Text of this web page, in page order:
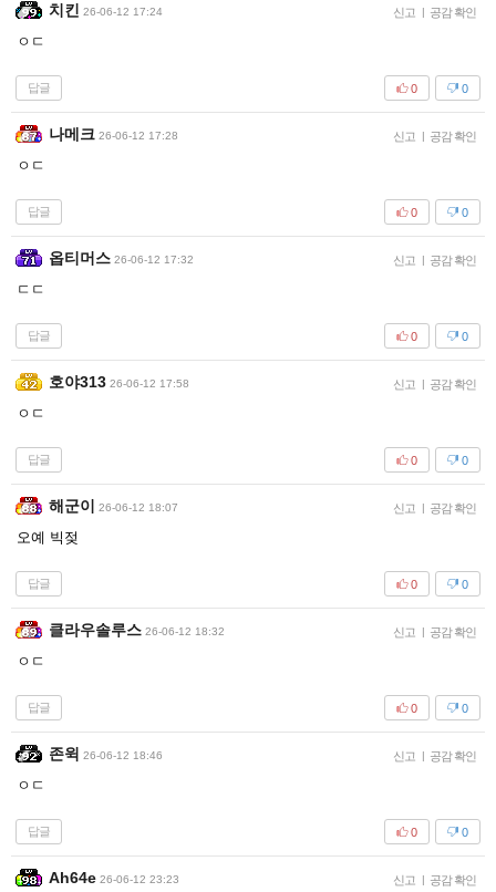
치킨 26-06-12 17:24 신고 공감 확인
ㅇㄷ
답글 0
0
나메크 26-06-12 17:28 신고 공감 확인
ㅇㄷ
답글 0
0
옵티머스 26-06-12 17:32 신고 공감 확인
ㄷㄷ
답글 0
0
호야313 26-06-12 17:58 신고 공감 확인
ㅇㄷ
답글 0
0
해군이 26-06-12 18:07 신고 공감 확인
오예 빅젖
답글 0
0
클라우솔루스 26-06-12 18:32 신고 공감 확인
ㅇㄷ
답글 0
0
존윅 26-06-12 18:46 신고 공감 확인
ㅇㄷ
답글 0
0
Ah64e 26-06-12 23:23 신고 공감 확인